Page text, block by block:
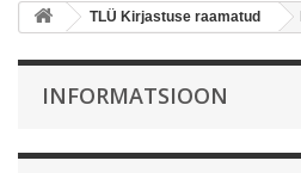
TLÜ Kirjastuse raamatud
INFORMATSIOON